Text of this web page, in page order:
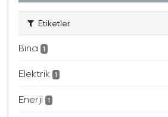
Etiketler
Bina 1
Elektrik 1
Enerji 1